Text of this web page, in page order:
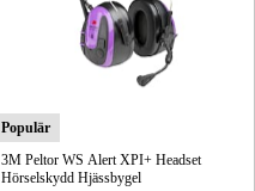
Populär
3M Peltor WS Alert XPI+ Headset
Hörselskydd Hjässbygel